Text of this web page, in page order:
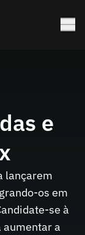
e
lançarem
os em
se à
aumentar a